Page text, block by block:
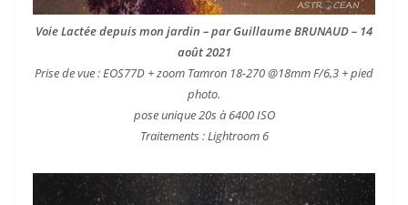
Voie Lactée depuis mon jardin – par Guillaume BRUNAUD – 14
août 2021
Prise de vue : EOS77D + zoom Tamron 18-270 @18mm F/6,3 + pied
photo.
pose unique 20s à 6400 ISO
Traitements : Lightroom 6